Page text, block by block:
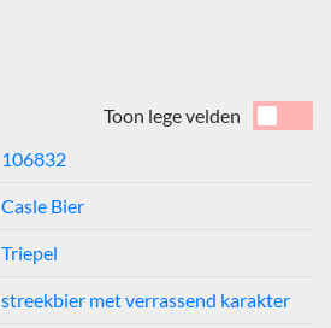
Toon lege velden
106832
Casle Bier
Triepel
streekbier met verrassend karakter